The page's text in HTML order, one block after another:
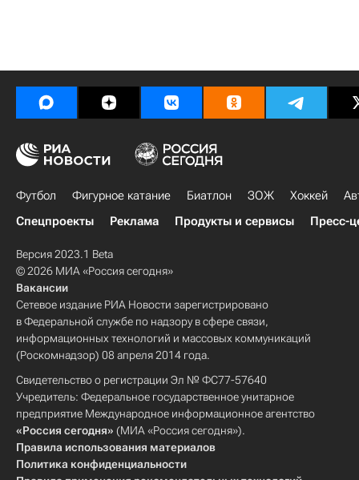
Футбол Фигурное катание Биатлон ЗОЖ Хоккей
Спецпроекты
Реклама Продукты и сервисы Пресс-
Версия 2023.1 Beta
© 2026 МИА «Россия сегодня»
Вакансии
Сетевое издание РИА Новости зарегистрировано
в Федеральной службе по надзору в сфере связи,
информационных технологий и массовых коммуникаций
(Роскомнадзор) 08 апреля 2014 года.
Свидетельство о регистрации Эл № ФС77-57640
Учредитель: Федеральное государственное унитарное
предприятие Международное информационное агентство
«Россия сегодня» (МИА «Россия сегодня»).
Правила использования материалов
Политика конфиденциальности